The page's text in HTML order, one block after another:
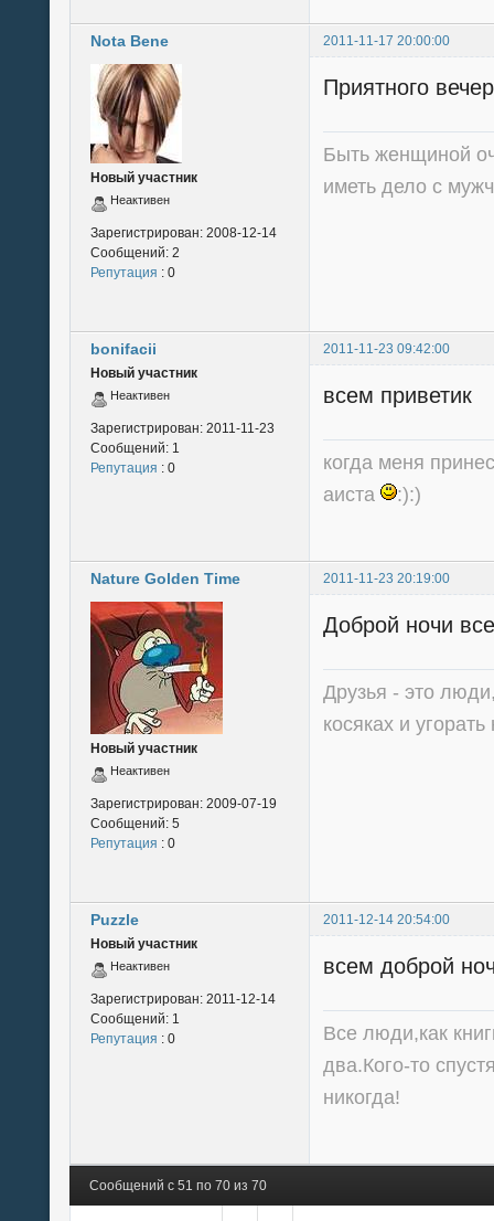
Nota Bene 2011-11-17 20:00:00
Новый участник
Неактивен
Зарегистрирован: 2008-12-14
Сообщений: 2
Репутация : 0
Приятного
Быть женщиной
иметь дело с
bonifacii
2011-11-23 09:42:00
Новый участник
Неактивен
Зарегистрирован: 2011-11-23
Сообщений: 1
Репутация : 0
всем приветик
когда меня
аиста
:):)
Nature Golden Time 2011-11-23 20:19:00
Новый участник
Неактивен
Зарегистрирован: 2009-07-19
Сообщений: 5
Репутация : 0
Доброй ночи
Друзья - это
косяках и
Puzzle
2011-12-14 20:54:00
Новый участник
Неактивен
Зарегистрирован: 2011-12-14
Сообщений: 1
Репутация : 0
всем доброй
Все люди,как
два.Кого-то
никогда!
Сообщений с 51 по 70 из 70